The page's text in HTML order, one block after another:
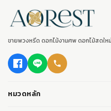
ขายพวงหรีด ดอกไม้งานศพ ดอกไม้สดให
หมวดหลัก